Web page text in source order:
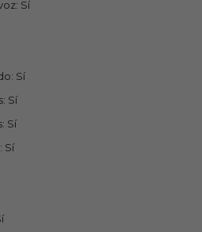
Sí
Sí
Sí
Sí
Sí